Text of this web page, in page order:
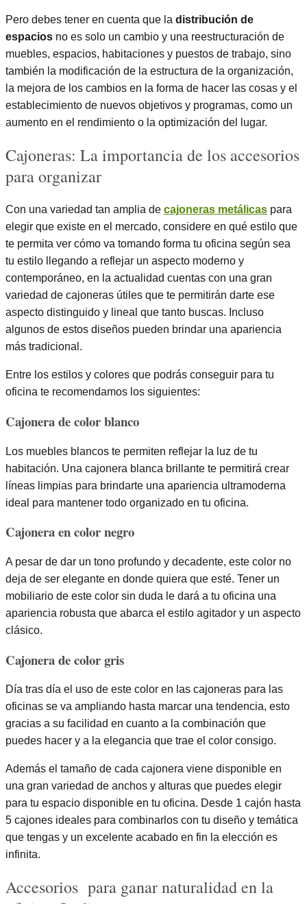
Pero debes tener en cuenta que la distribución de
espacios no es solo un cambio y una reestructuración de
muebles, espacios, habitaciones y puestos de trabajo, sino
también la modificación de la estructura de la organización,
la mejora de los cambios en la forma de hacer las cosas y el
establecimiento de nuevos objetivos y programas, como un
aumento en el rendimiento o la optimización del lugar.
Cajoneras: La importancia de los accesorios
para organizar
Con una variedad tan amplia de cajoneras metálicas para
elegir que existe en el mercado, considere en qué estilo que
te permita ver cómo va tomando forma tu oficina según sea
tu estilo llegando a reflejar un aspecto moderno y
contemporáneo, en la actualidad cuentas con una gran
variedad de cajoneras útiles que te permitirán darte ese
aspecto distinguido y lineal que tanto buscas. Incluso
algunos de estos diseños pueden brindar una apariencia
más tradicional.
Entre los estilos y colores que podrás conseguir para tu
oficina te recomendamos los siguientes:
Cajonera de color blanco
Los muebles blancos te permiten reflejar la luz de tu
habitación. Una cajonera blanca brillante te permitirá crear
líneas limpias para brindarte una apariencia ultramoderna
ideal para mantener todo organizado en tu oficina.
Cajonera en color negro
A pesar de dar un tono profundo y decadente, este color no
deja de ser elegante en donde quiera que esté. Tener un
mobiliario de este color sin duda le dará a tu oficina una
apariencia robusta que abarca el estilo agitador y un aspecto
clásico.
Cajonera de color gris
Día tras día el uso de este color en las cajoneras para las
oficinas se va ampliando hasta marcar una tendencia, esto
gracias a su facilidad en cuanto a la combinación que
puedes hacer y a la elegancia que trae el color consigo.
Además el tamaño de cada cajonera viene disponible en
una gran variedad de anchos y alturas que puedes elegir
para tu espacio disponible en tu oficina. Desde 1 cajón hasta
5 cajones ideales para combinarlos con tu diseño y temática
que tengas y un excelente acabado en fin la elección es
infinita.
Accesorios para ganar naturalidad en la